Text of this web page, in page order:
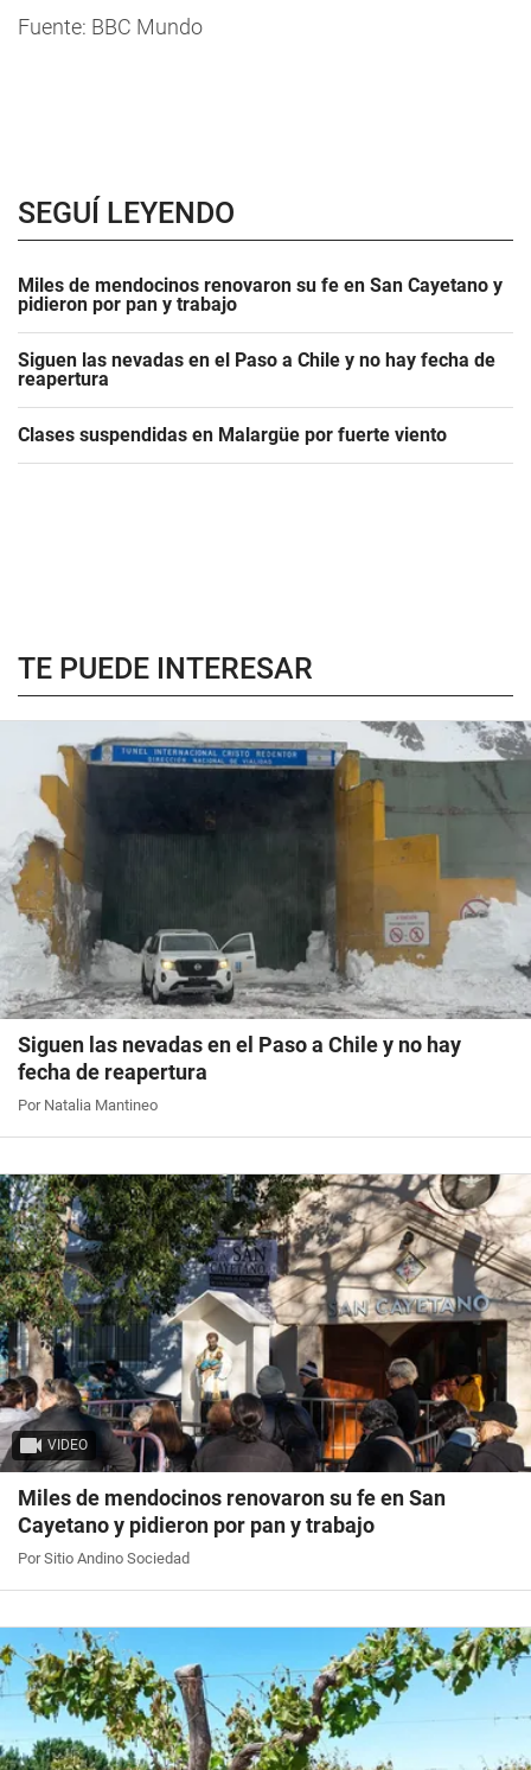
Fuente: BBC Mundo
SEGUÍ LEYENDO
Miles de mendocinos renovaron su fe en San Cayetano y
pidieron por pan y trabajo
Siguen las nevadas en el Paso a Chile y no hay fecha de
reapertura
Clases suspendidas en Malargüe por fuerte viento
TE PUEDE INTERESAR
Siguen las nevadas en el Paso a Chile y no hay
fecha de reapertura
Por Natalia Mantineo
VIDEO
Miles de mendocinos renovaron su fe en San
Cayetano y pidieron por pan y trabajo
Por Sitio Andino Sociedad